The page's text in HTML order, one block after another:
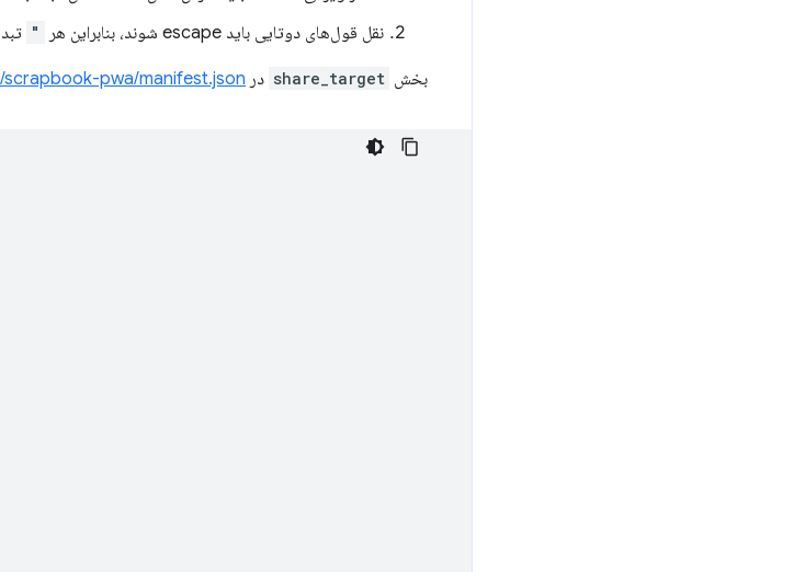
نقل قول‌های دوتایی باید escape شوند، بنابراین هر
"
بخش share_target در pwa/manifest.json